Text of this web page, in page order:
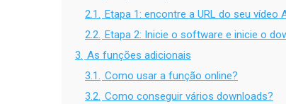
2.1.
Etapa 1: encontre a URL do seu vídeo
2.2. Etapa 2: Inicie o software e inicie o
3. As funções adicionais
3.1.
Como usar a função online?
3.2. Como conseguir vários downloads?